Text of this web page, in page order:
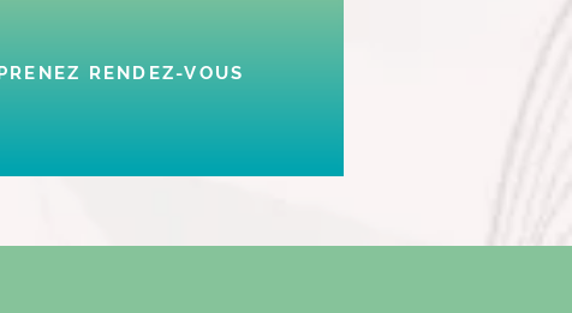
RENDEZ-VOUS